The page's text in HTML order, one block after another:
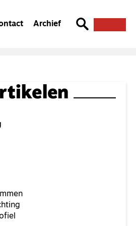
Archief